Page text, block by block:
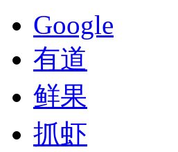
Google
有道
鲜果
抓虾